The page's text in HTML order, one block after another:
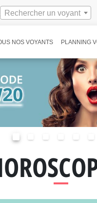
Rechercher un voyant
NOS VOYANTS PLANNING